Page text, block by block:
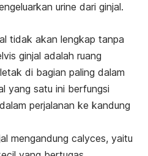
urine dari ginjal.
tidak akan lengkap tanpa
ginjal adalah ruang
di bagian paling dalam
yang satu ini berfungsi
perjalanan ke kandung
mengandung calyces, yaitu